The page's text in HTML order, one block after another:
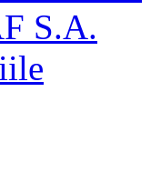
S.A.